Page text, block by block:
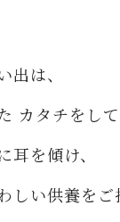
出は、
カタチをして
耳を傾け、
しい供養を ご